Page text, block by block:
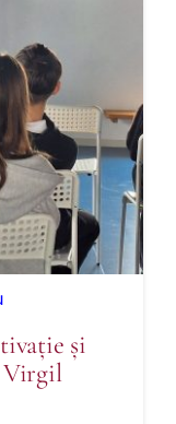
și
Virgil